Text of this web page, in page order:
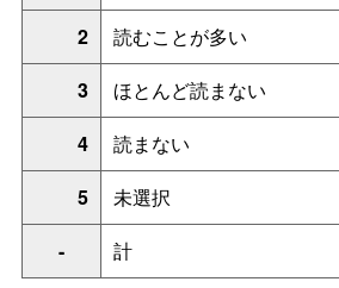
2
読むことが多い
3
ほとんど読まない
4
読まない
5
未選択
-
計